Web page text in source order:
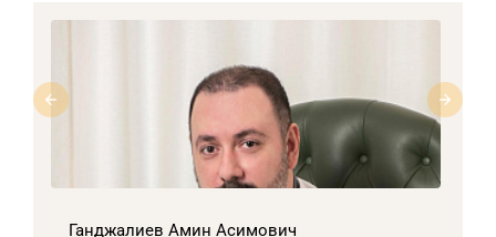
Ганджалиев Амин Асимович